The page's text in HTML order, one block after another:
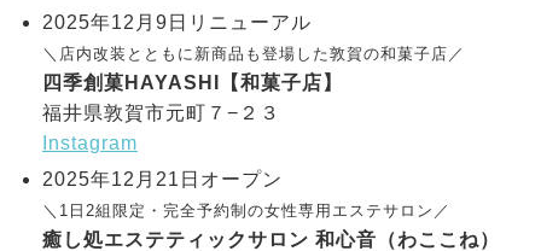
2025年12月9日リニューアル
＼店内改装とともに新商品も登場した敦賀の和菓子店／
四季創菓HAYASHI【和菓子店】
福井県敦賀市元町７−２３
Instagram
2025年12月21日オープン
＼1日2組限定・完全予約制の女性専用エステサロン／
癒し処エステティックサロン 和心音（わここね）